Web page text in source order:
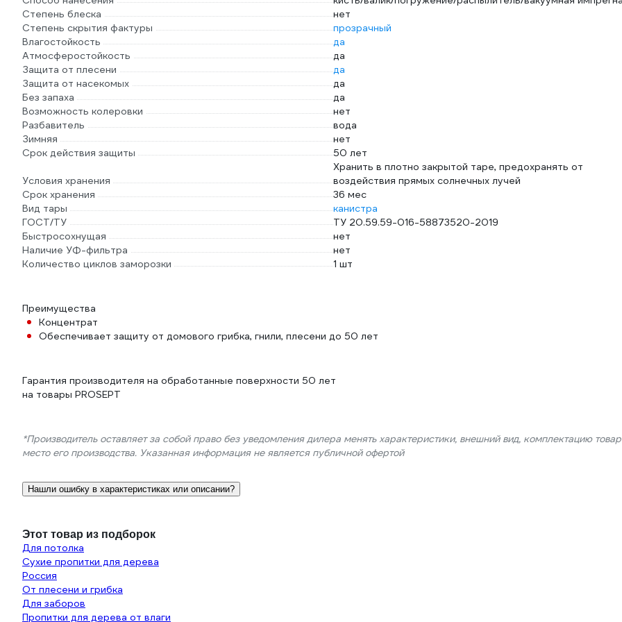
Степень блеска
нет
Степень скрытия фактуры
прозрачный
Влагостойкость
да
Атмосферостойкость
да
Защита от плесени
да
Защита от насекомых
да
Без запаха
да
Возможность колеровки
нет
Разбавитель
вода
Зимняя
нет
Срок действия защиты
50 лет
Условия хранения
Хранить в плотно закрытой таре, предохранять от
воздействия прямых солнечных лучей
Срок хранения
36 мес
Вид тары
канистра
ГОСТ/ТУ
ТУ 20.59.59-016-58873520-2019
Быстросохнущая
нет
Наличие УФ-фильтра
нет
Количество циклов заморозки
1 шт
Преимущества
Концентрат
Обеспечивает защиту от домового грибка, гнили, плесени до 50 лет
Гарантия производителя на обработанные поверхности 50 лет
на товары PROSEPT
*Производитель оставляет за собой право без уведомления дилера менять характеристики, внешний вид, комплектацию
место его производства. Указанная информация не является публичной офертой
Нашли ошибку в характеристиках или описании?
Этот товар из подборок
Для потолка
Сухие пропитки для дерева
Россия
От плесени и грибка
Для заборов
Пропитки для дерева от влаги